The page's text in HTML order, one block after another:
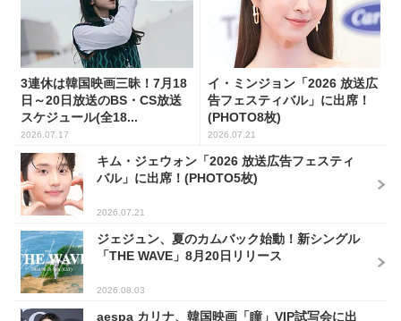
3連休は韓国映画三昧！7月18
日～20日放送のBS・CS放送
スケジュール(全18...
2026.07.17
イ・ミンジョン「2026 放送広
告フェスティバル」に出席！
(PHOTO8枚)
2026.07.21
キム・ジェウォン「2026 放送広告フェスティ
バル」に出席！(PHOTO5枚)
2026.07.21
ジェジュン、夏のカムバック始動！新シングル
「THE WAVE」8月20日リリース
2026.08.03
aespa カリナ、韓国映画「瞳」VIP試写会に出